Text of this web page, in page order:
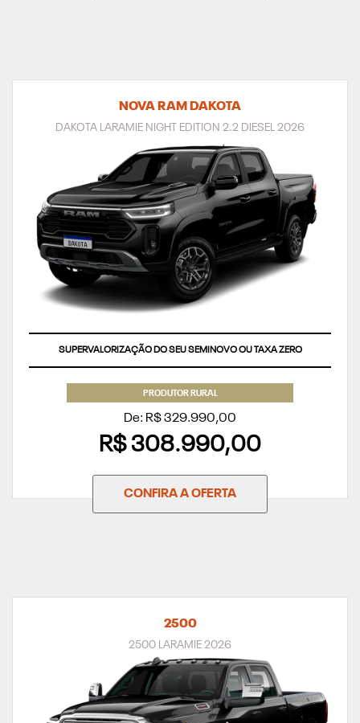
NOVA RAM DAKOTA
DAKOTA LARAMIE NIGHT EDITION 2.2 DIESEL 2026
SUPERVALORIZAÇÃO DO SEU SEMINOVO OU TAXA ZERO
PRODUTOR RURAL
De: R$ 329.990,00
R$ 308.990,00
CONFIRA A OFERTA
2500
2500 LARAMIE 2026